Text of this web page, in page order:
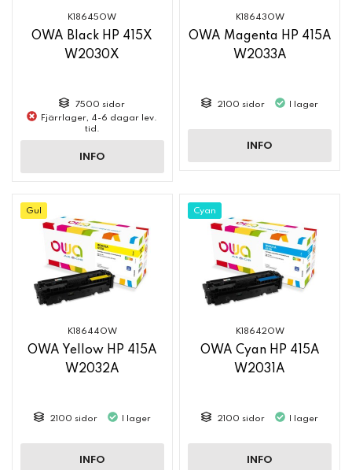
K18645OW
OWA Black HP 415X
W2030X
7500 sidor
Fjärrlager, 4-6 dagar lev.
tid.
INFO
K18643OW
OWA Magenta HP 415A
W2033A
2100 sidor I lager
INFO
Gul
K18644OW
OWA Yellow HP 415A
W2032A
2100 sidor I lager
INFO
Cyan
K18642OW
OWA Cyan HP 415A
W2031A
2100 sidor I lager
INFO